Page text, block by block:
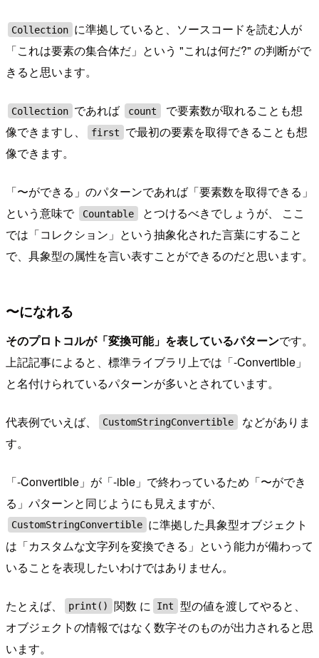
Collection に準拠していると、ソースコードを読む人が
「これは要素の集合体だ」という "これは何だ?" の判断がで
きると思います。
Collection であれば count
で要素数が取れることも想
像できますし、
first
で最初の要素を取得できることも想
像できます。
「〜ができる」のパターンであれば「要素数を取得できる」
という意味で
Countable
とつけるべきでしょうが、 ここ
では「コレクション」という抽象化された言葉にすること
で、具象型の属性を言い表すことができるのだと思います。
〜になれる
そのプロトコルが「変換可能」を表しているパターンです。
上記記事によると、標準ライブラリ上では「-Convertible」
と名付けられているパターンが多いとされています。
代表例でいえば、 CustomStringConvertible
などがありま
す。
「-Convertible」が「-ible」で終わっているため「〜ができ
る」パターンと同じようにも見えますが、
CustomStringConvertible に準拠した具象型オブジェクト
は「カスタムな文字列を変換できる」という能力が備わって
いることを表現したいわけではありません。
たとえば、 print() 関数 に Int
型の値を渡してやると、
オブジェクトの情報ではなく数字そのものが出力されると思
います。